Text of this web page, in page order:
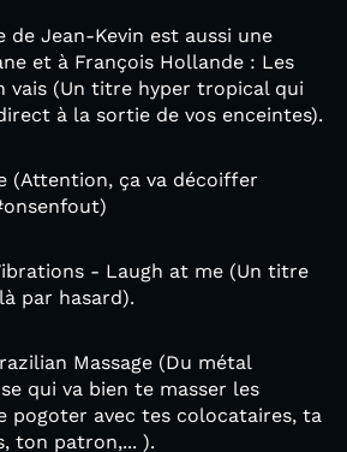
Jean-Kevin est aussi une
et à François Hollande : Les
vais (Un titre hyper tropical qui
à la sortie de vos enceintes).
(Attention, ça va décoiffer
- Laugh at me (Un titre
par hasard).
Massage (Du métal
qui va bien te masser les
pogoter avec tes colocataires, ta
ton patron,... ).